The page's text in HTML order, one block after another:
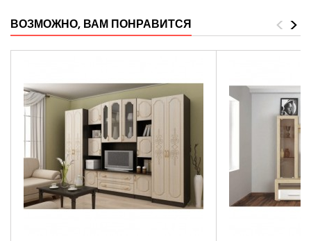
ВОЗМОЖНО, ВАМ ПОНРАВИТСЯ >
<